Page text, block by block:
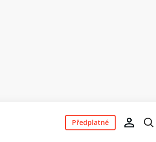
Předplatné